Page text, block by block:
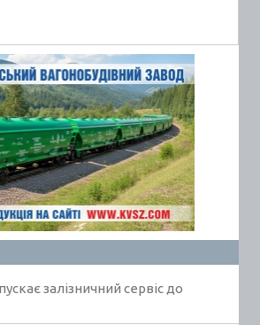
залізничний сервіс до